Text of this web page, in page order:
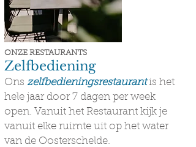
ONZE RESTAURANTS
Zelfbediening
Ons zelfbedieningsrestaurantis het
hele jaar door 7 dagen per week
open. Vanuit het Restaurant kijk je
vanuit elke ruimte uit op het water
van de Oosterschelde.